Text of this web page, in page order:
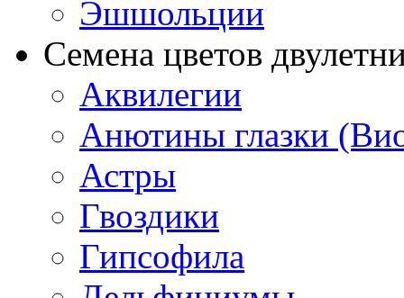
Эшшольции
Семена цветов
Аквилегии
Анютины глазки
Астры
Гвоздики
Гипсофила